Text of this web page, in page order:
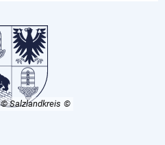
© Salzlandkreis